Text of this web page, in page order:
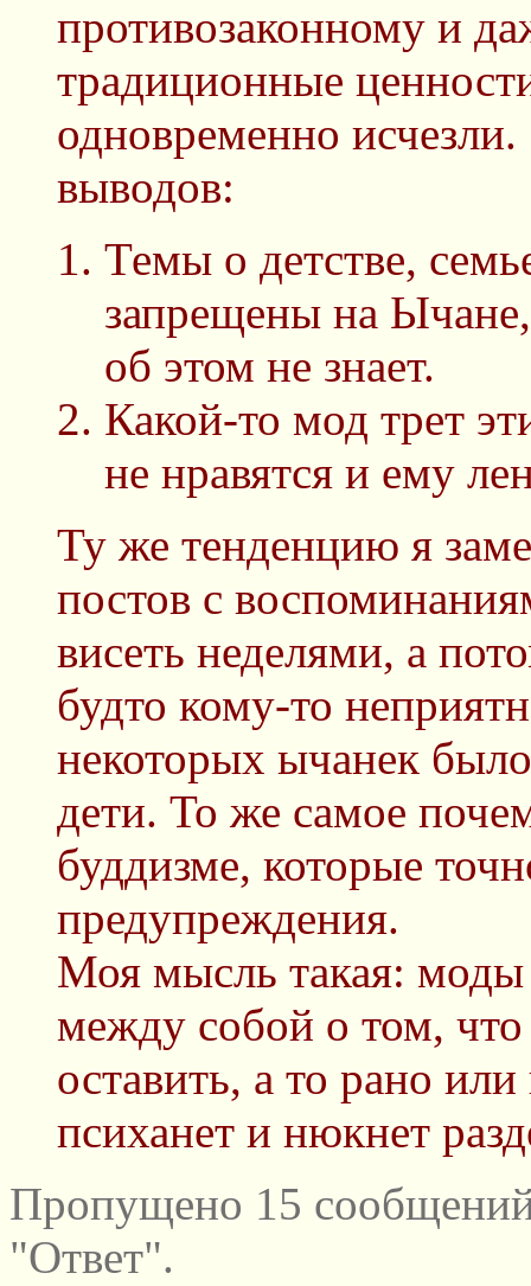
противозаконному и
традиционные
одновременно
выводов:
Темы о детстве,
запрещены на
об этом не знает.
Какой-то мод трет
не нравятся и ему
Ту же тенденцию я
постов с
висеть неделями, а
будто кому-то
некоторых ычанек
дети. То же самое
буддизме, которые
предупреждения.
Моя мысль такая:
между собой о том,
оставить, а то рано
психанет и нюкнет
Пропущено 15
"Ответ".